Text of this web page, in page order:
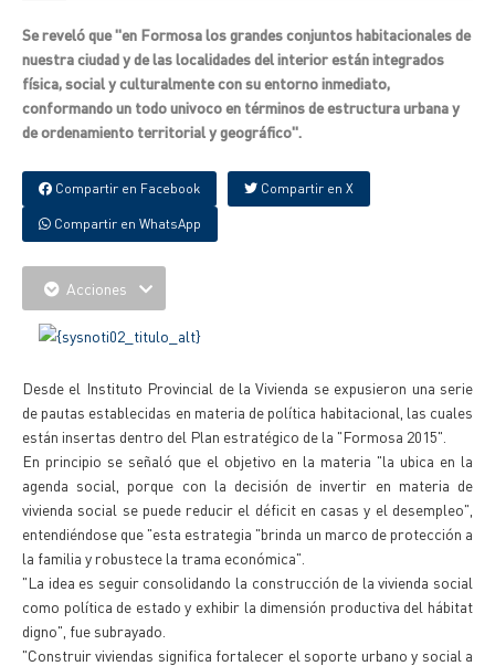
Se reveló que "en Formosa los grandes conjuntos habitacionales de
nuestra ciudad y de las localidades del interior están integrados
física, social y culturalmente con su entorno inmediato,
conformando un todo univoco en términos de estructura urbana y
de ordenamiento territorial y geográfico".
Compartir en Facebook Compartir en X
Compartir en WhatsApp
Acciones
Desde el Instituto Provincial de la Vivienda se expusieron una serie
de pautas establecidas en materia de política habitacional, las cuales
están insertas dentro del Plan estratégico de la "Formosa 2015".
En principio se señaló que el objetivo en la materia "la ubica en la
agenda social, porque con la decisión de invertir en materia de
vivienda social se puede reducir el déficit en casas y el desempleo",
entendiéndose que "esta estrategia "brinda un marco de protección a
la familia y robustece la trama económica".
"La idea es seguir consolidando la construcción de la vivienda social
como política de estado y exhibir la dimensión productiva del hábitat
digno", fue subrayado.
"Construir viviendas significa fortalecer el soporte urbano y social a